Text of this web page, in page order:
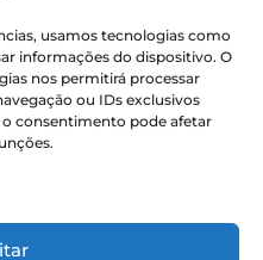
usamos tecnologias como
informações do dispositivo. O
nos permitirá processar
ou IDs exclusivos
consentimento pode afetar
:
: